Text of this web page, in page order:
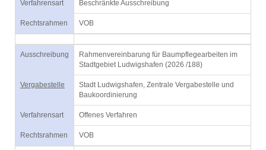
Verfahrensart Beschränkte Ausschreibung
Rechtsrahmen VOB
Ausschreibung
Rahmenvereinbarung für Baumpflegearbeiten im
Stadtgebiet Ludwigshafen (2026 /188)
Vergabestelle
Stadt Ludwigshafen, Zentrale Vergabestelle und
Baukoordinierung
Verfahrensart Offenes Verfahren
Rechtsrahmen VOB